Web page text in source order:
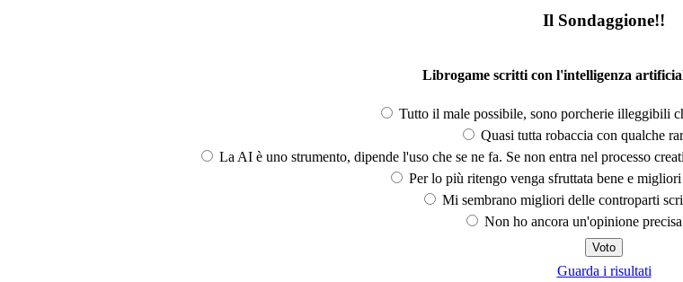
Il Sondaggione!!
Librogame scritti con l'intelligenza
Tutto il male possibile, sono porcherie illeggibili
Quasi tutta robaccia con qualche
La AI è uno strumento, dipende l'uso che se ne fa. Se non entra nel processo
Per lo più ritengo venga sfruttata bene e
Mi sembrano migliori delle controparti
Non ho ancora un'opinione
Guarda i risultati